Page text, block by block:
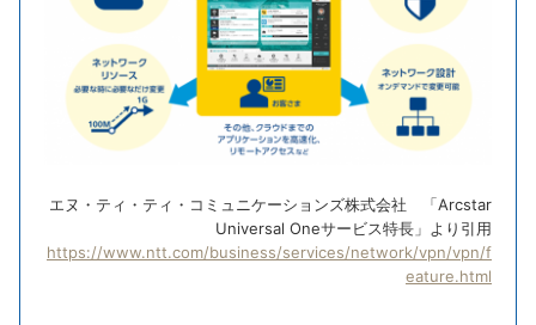
エヌ・ティ・ティ・コミュニケーションズ株式会社 「Arcstar
Universal Oneサービス特長」より引用
https://www.ntt.com/business/services/network/vpn/vpn/f
eature.html